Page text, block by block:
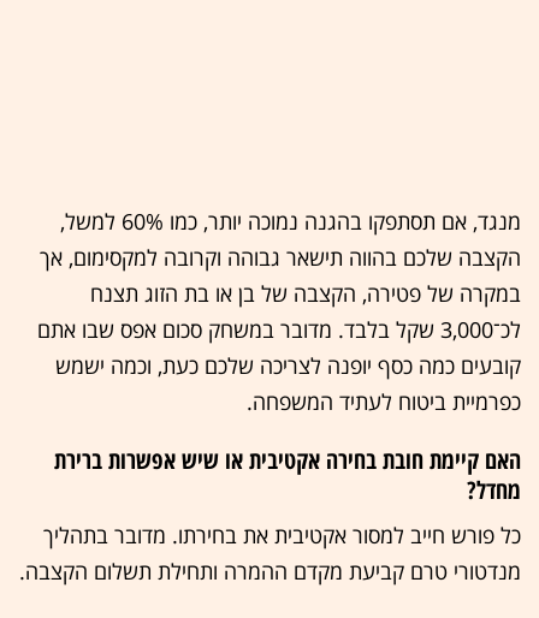
מנגד, אם תסתפקו בהגנה נמוכה יותר, כמו 60% למשל,
הקצבה שלכם בהווה תישאר גבוהה וקרובה למקסימום, אך
במקרה של פטירה, הקצבה של בן או בת הזוג תצנח
לכ־3,000 שקל בלבד. מדובר במשחק סכום אפס שבו אתם
קובעים כמה כסף יופנה לצריכה שלכם כעת, וכמה ישמש
כפרמיית ביטוח לעתיד המשפחה.
האם קיימת חובת בחירה אקטיבית או שיש אפשרות ברירת
מחדל?
כל פורש חייב למסור אקטיבית את בחירתו. מדובר בתהליך
מנדטורי טרם קביעת מקדם ההמרה ותחילת תשלום הקצבה.